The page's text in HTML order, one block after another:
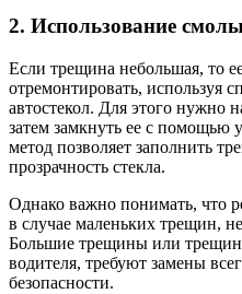
2. Использование
Если трещина небольшая, то
отремонтировать, используя
автостекол. Для этого нужно
затем замкнуть ее с помощью
метод позволяет заполнить
прозрачность стекла.
Однако важно понимать, что
в случае маленьких трещин,
Большие трещины или
водителя, требуют замены
безопасности.